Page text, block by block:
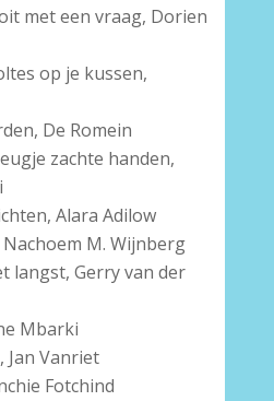
met een vraag, Dorien
op je kussen,
De Romein
zachte handen,
Alara Adilow
M. Wijnberg
langst, Gerry van der
Mbarki
Jan Vanriet
Fotchind